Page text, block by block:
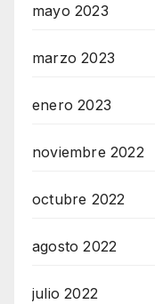
mayo 2023
marzo 2023
enero 2023
noviembre 2022
octubre 2022
agosto 2022
julio 2022